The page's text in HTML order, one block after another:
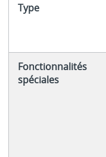
Type
Fonctionnalités
spéciales